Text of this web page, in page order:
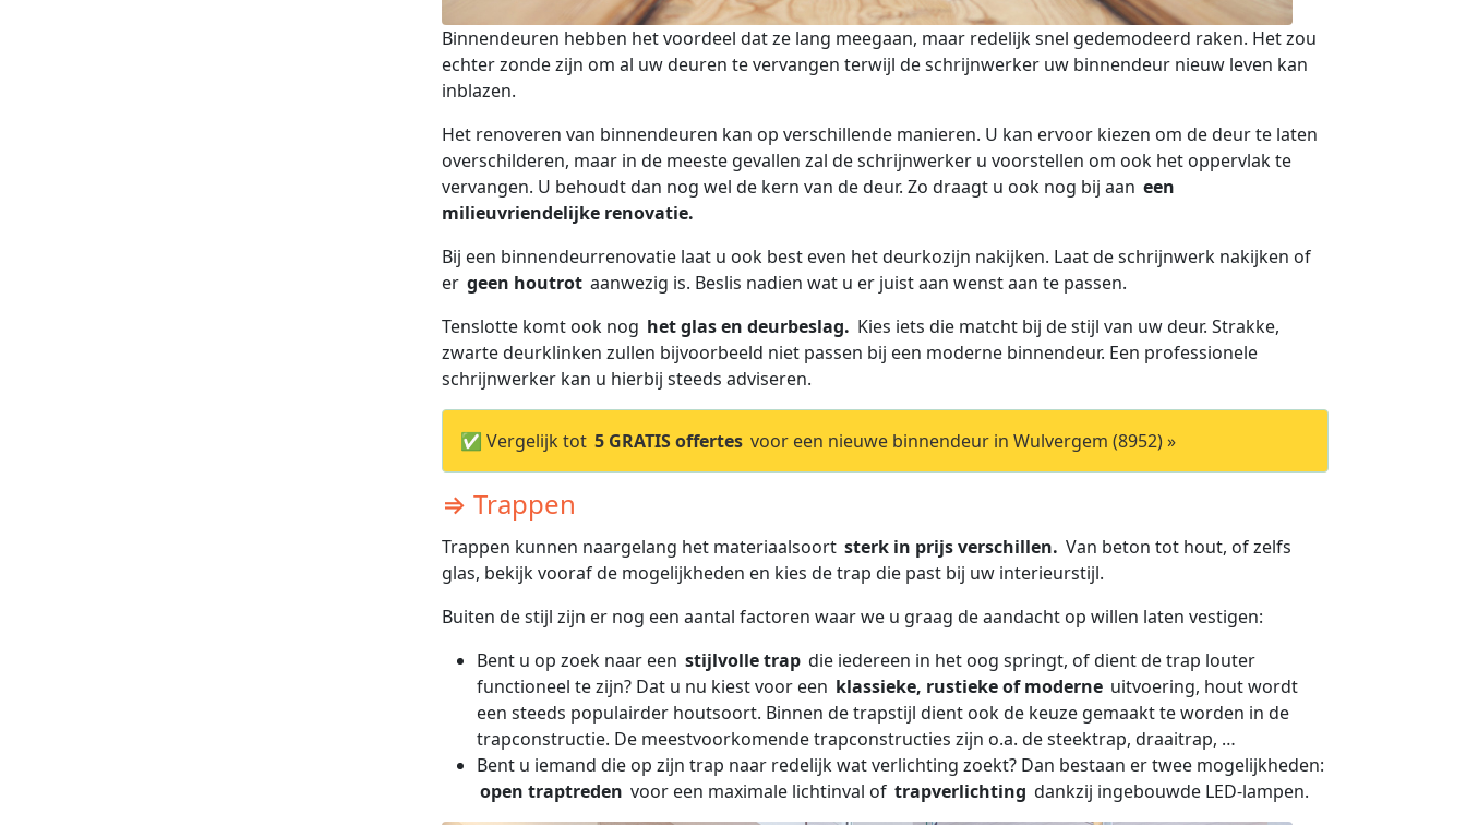
Binnendeuren hebben het voordeel dat ze lang meegaan, maar redelijk snel gedemodeerd raken. Het zou
echter zonde zijn om al uw deuren te vervangen terwijl de schrijnwerker uw binnendeur nieuw leven kan
inblazen.
Het renoveren van binnendeuren kan op verschillende manieren. U kan ervoor kiezen om de deur te laten
overschilderen, maar in de meeste gevallen zal de schrijnwerker u voorstellen om ook het oppervlak te
vervangen. U behoudt dan nog wel de kern van de deur. Zo draagt u ook nog bij aan een
milieuvriendelijke renovatie.
Bij een binnendeurrenovatie laat u ook best even het deurkozijn nakijken. Laat de schrijnwerk nakijken of
er geen houtrot aanwezig is. Beslis nadien wat u er juist aan wenst aan te passen.
Tenslotte komt ook nog het glas en deurbeslag. Kies iets die matcht bij de stijl van uw deur. Strakke,
zwarte deurklinken zullen bijvoorbeeld niet passen bij een moderne binnendeur. Een professionele
schrijnwerker kan u hierbij steeds adviseren.
✅ Vergelijk tot 5 GRATIS offertes voor een nieuwe binnendeur in Wulvergem (8952) »
⇒ Trappen
Trappen kunnen naargelang het materiaalsoort sterk in prijs verschillen. Van beton tot hout, of zelfs
glas, bekijk vooraf de mogelijkheden en kies de trap die past bij uw interieurstijl.
Buiten de stijl zijn er nog een aantal factoren waar we u graag de aandacht op willen laten vestigen:
Bent u op zoek naar een stijlvolle trap die iedereen in het oog springt, of dient de trap louter
functioneel te zijn? Dat u nu kiest voor een klassieke, rustieke of moderne uitvoering, hout wordt
een steeds populairder houtsoort. Binnen de trapstijl dient ook de keuze gemaakt te worden in de
trapconstructie. De meestvoorkomende trapconstructies zijn o.a. de steektrap, draaitrap, …
Bent u iemand die op zijn trap naar redelijk wat verlichting zoekt? Dan bestaan er twee mogelijkheden:
open traptreden voor een maximale lichtinval of trapverlichting dankzij ingebouwde LED-lampen.